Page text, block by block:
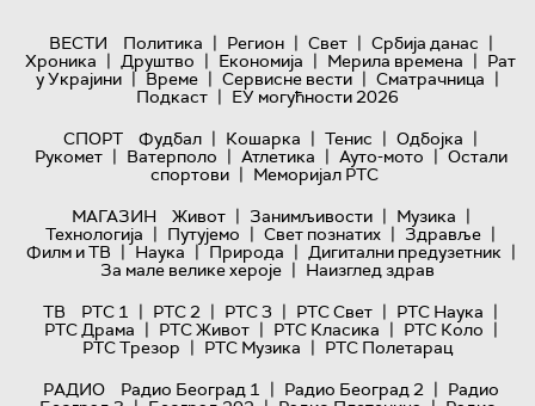
ВЕСТИ Политика | Регион | Свет | Србија данас |
Хроника | Друштво | Економија | Мерила времена | Рат
у Украјини | Време | Сервисне вести | Сматрачница |
Подкаст | ЕУ могућности 2026
СПОРТ
Фудбал | Кошарка | Тенис | Одбојка |
Рукомет | Ватерполо | Атлетика | Ауто-мото | Остали
спортови | Меморијал РТС
МАГАЗИН
Живот | Занимљивости | Музика |
Технологијa | Путујемо | Свет познатих | Здравље |
Филм и ТВ | Наука | Природа | Дигитални предузетник |
За мале велике хероје | Наизглед здрав
ТВ
РТС 1 | РТС 2 | РТС 3 | РТС Свет | РТС Наука |
РТС Драма | РТС Живот | РТС Класика | РТС Коло |
РТС Трезор | РТС Музика | РТС Полетарац
РАДИО
Радио Београд 1 | Радио Београд 2 | Радио